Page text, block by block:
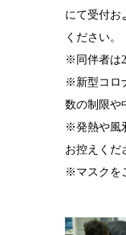
にて受付お
ください。
※同伴者は
※新型コロ
数の制限や
※発熱や風
お控えくだ
※マスクを